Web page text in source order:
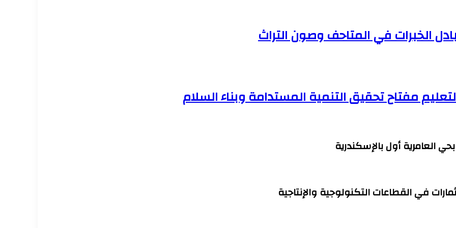
الخبرات في المتاحف وصون التراث
مفتاح تحقيق التنمية المستدامة وبناء السلام
في القطاعات التكنولوجية والإنتاجية